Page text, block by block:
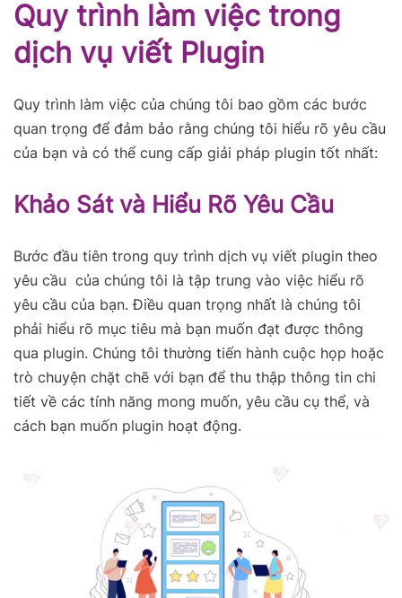
Quy trình làm việc trong
dịch vụ viết Plugin
Quy trình làm việc của chúng tôi bao gồm các bước
quan trọng để đảm bảo rằng chúng tôi hiểu rõ yêu cầu
của bạn và có thể cung cấp giải pháp plugin tốt nhất:
Khảo Sát và Hiểu Rõ Yêu Cầu
Bước đầu tiên trong quy trình dịch vụ viết plugin theo
yêu cầu của chúng tôi là tập trung vào việc hiểu rõ
yêu cầu của bạn. Điều quan trọng nhất là chúng tôi
phải hiểu rõ mục tiêu mà bạn muốn đạt được thông
qua plugin. Chúng tôi thường tiến hành cuộc họp hoặc
trò chuyện chặt chẽ với bạn để thu thập thông tin chi
tiết về các tính năng mong muốn, yêu cầu cụ thể, và
cách bạn muốn plugin hoạt động.